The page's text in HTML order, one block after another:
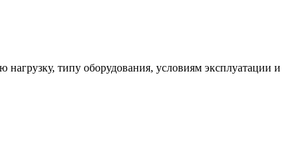
типу оборудования, условиям эксплуатации